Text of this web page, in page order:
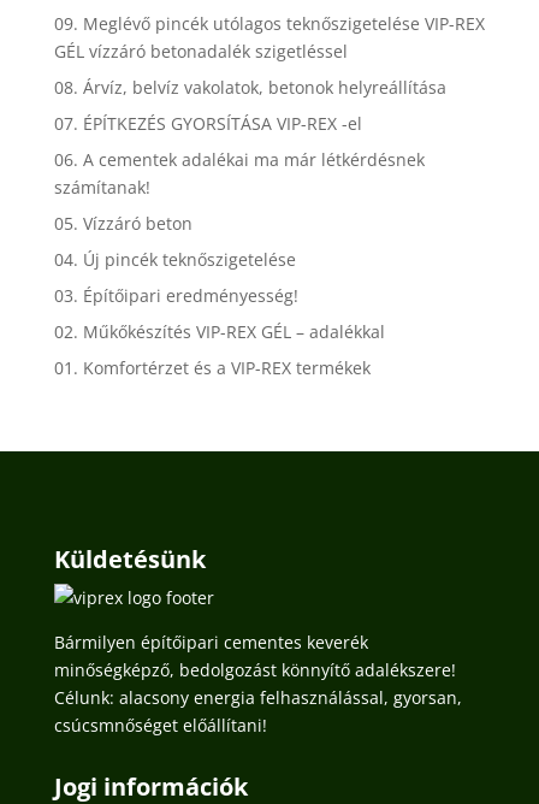
09. Meglévő pincék utólagos teknőszigetelése VIP-REX
GÉL vízzáró betonadalék szigetléssel
08. Árvíz, belvíz vakolatok, betonok helyreállítása
07. ÉPÍTKEZÉS GYORSÍTÁSA VIP-REX -el
06. A cementek adalékai ma már létkérdésnek
számítanak!
05. Vízzáró beton
04. Új pincék teknőszigetelése
03. Építőipari eredményesség!
02. Műkőkészítés VIP-REX GÉL – adalékkal
01. Komfortérzet és a VIP-REX termékek
Küldetésünk
Bármilyen építőipari cementes keverék
minőségképző, bedolgozást könnyítő adalékszere!
Célunk: alacsony energia felhasználással, gyorsan,
csúcsmnőséget előállítani!
Jogi információk